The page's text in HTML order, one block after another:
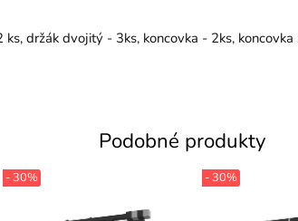
držák dvojitý - 3ks, koncovka - 2ks,
Podobné produkty
- 30% - 30%